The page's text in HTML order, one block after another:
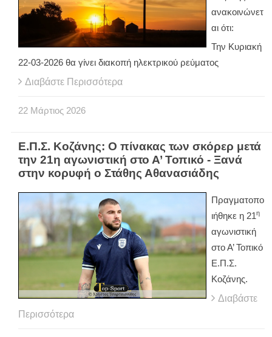
ανακοινώνετ
αι ότι:
Την Κυριακή
22-03-2026 θα γίνει διακοπή ηλεκτρικού ρεύματος
Διαβάστε Περισσότερα
22 Μάρτιος 2026
Ε.Π.Σ. Κοζάνης: Ο πίνακας των σκόρερ μετά
την 21η αγωνιστική στο Α’ Τοπικό - Ξανά
στην κορυφή ο Στάθης Αθανασιάδης
Πραγματοπο
ιήθηκε η 21η
αγωνιστική
στο Α’ Τοπικό
Ε.Π.Σ.
Κοζάνης.
Διαβάστε
Περισσότερα